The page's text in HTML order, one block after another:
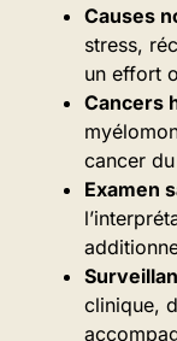
Causes
stress,
un effort
Cancers
cancer
Examen
clinique,